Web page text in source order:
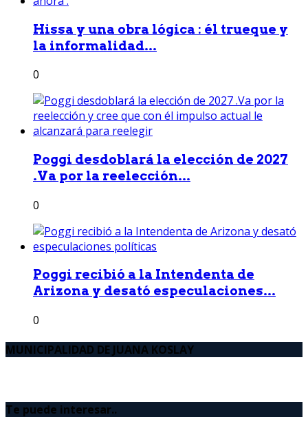
Hissa y una obra lógica : él trueque y
la informalidad...
0
Poggi desdoblará la elección de 2027
.Va por la reelección...
0
Poggi recibió a la Intendenta de
Arizona y desató especulaciones...
0
MUNICIPALIDAD DE JUANA KOSLAY
Te puede interesar..